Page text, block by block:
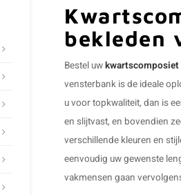
bekleden
Bestel uw
vensterbank is de ideale
u voor topkwaliteit, dan is
en slijtvast, en bovendien
verschillende kleuren en
eenvoudig uw gewenste
vakmensen gaan